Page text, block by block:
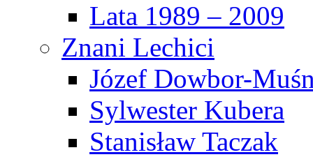
Lata 1989 – 2009
Znani Lechici
Józef Dowbor-
Sylwester Kubera
Stanisław Taczak